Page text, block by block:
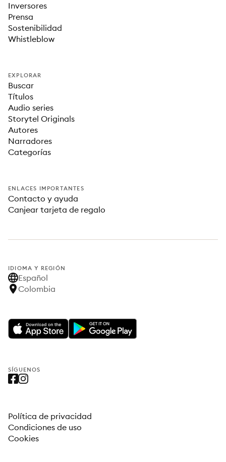
Inversores
Prensa
Sostenibilidad
Whistleblow
EXPLORAR
Buscar
Títulos
Audio series
Storytel Originals
Autores
Narradores
Categorías
ENLACES IMPORTANTES
Contacto y ayuda
Canjear tarjeta de regalo
IDIOMA Y REGIÓN
Español
Colombia
SÍGUENOS
Política de privacidad
Condiciones de uso
Cookies